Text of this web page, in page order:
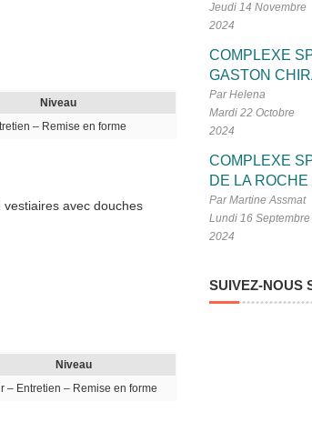
Niveau
– Remise en forme
avec douches
Niveau
– Entretien – Remise en forme
Jeudi 14 Novembre
2024
COMPLEXE
GASTON
Par Helena
Mardi 22 Octobre
2024
COMPLEXE
DE LA ROCHE
Par Martine Assmat
Lundi 16 Septembre
2024
SUIVEZ-NOUS